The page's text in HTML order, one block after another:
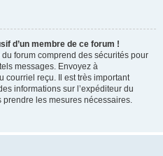
d’un membre de ce forum !
forum comprend des sécurités pour
messages. Envoyez à
courriel reçu. Il est très important
informations sur l’expéditeur du
prendre les mesures nécessaires.